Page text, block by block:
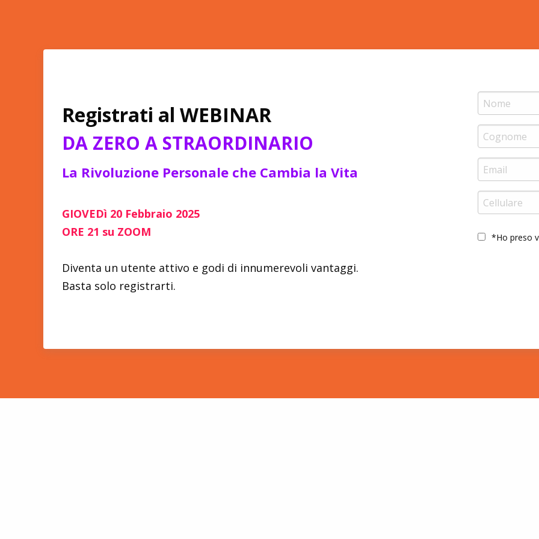
Registrati al WEBINAR
DA ZERO A STRAORDINARIO
La Rivoluzione Personale che Cambia la Vita
GIOVEDì 20 Febbraio 2025
ORE 21 su ZOOM
Diventa un utente attivo e godi di innumerevoli vantaggi.
Basta solo registrarti.
*Ho preso